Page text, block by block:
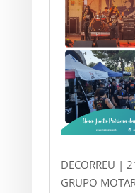
DECORREU |
GRUPO